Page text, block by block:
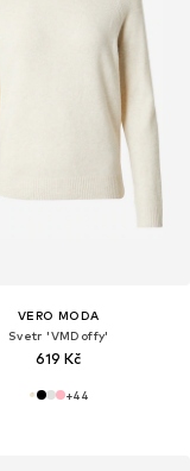
VERO MODA
Svetr 'VMDoffy'
619 Kč
+44